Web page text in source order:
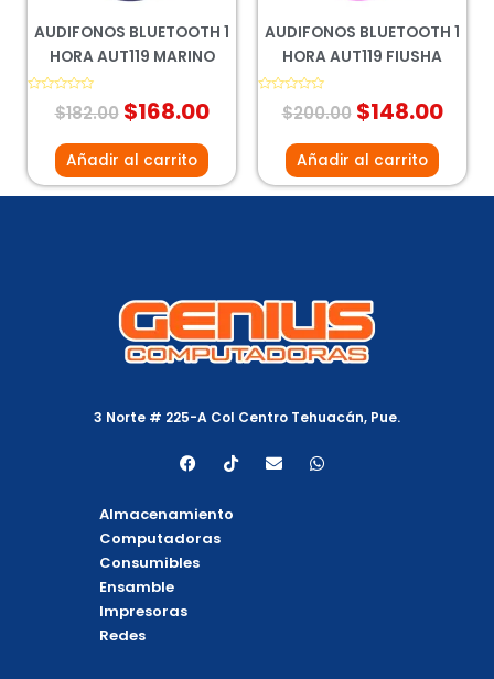
AUDIFONOS BLUETOOTH 1
HORA AUT119 MARINO
Valorado
$182.00 $168.00
Añadir al carrito
AUDIFONOS BLUETOOTH 1
HORA AUT119 FIUSHA
Valorado
$200.00 $148.00
Añadir al carrito
3 Norte # 225-A Col Centro Tehuacán, Pue.
F
a
e
b
o
k
T
i
o
E
n
W
h
Almacenamiento
Computadoras
Consumibles
Ensamble
Impresoras
Redes